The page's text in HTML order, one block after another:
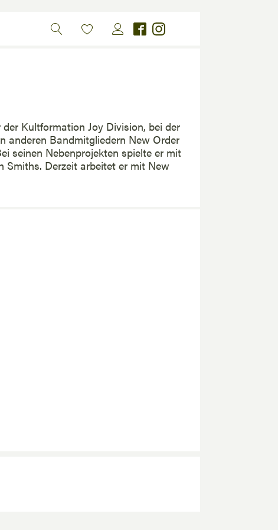
Kultformation Joy Division, bei der
anderen Bandmitgliedern New Order
seinen Nebenprojekten spielte er mit
Smiths. Derzeit arbeitet er mit New